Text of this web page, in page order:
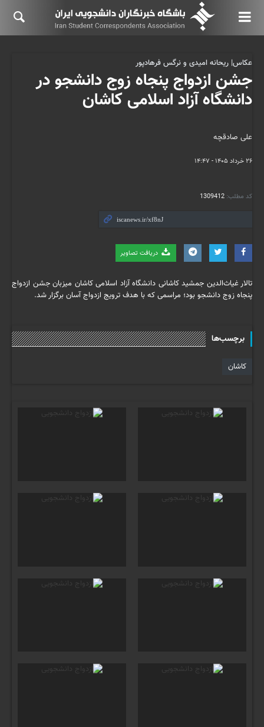
علی صادقچه
۲۶ خرداد ۱۴۰۵ - ۱۴:۴۷
کد مطلب: 1309412
دریافت تصاویر
عکاس| ریحانه امیدی و نرگس فرهادپور
جشن ازدواج پنجاه زوج دانشجو در
دانشگاه آزاد اسلامی کاشان
تالار غیاث‌الدین جمشید کاشانی دانشگاه آزاد اسلامی کاشان میزبان جشن ازدواج
پنجاه زوج دانشجو بود؛ مراسمی که با هدف ترویج ازدواج آسان برگزار شد.
برچسب‌ها
کاشان